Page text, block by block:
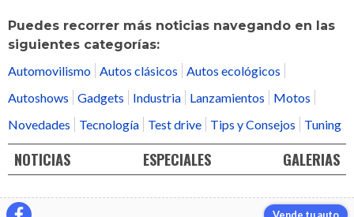
Puedes recorrer más noticias navegando en las
siguientes categorías:
Automovilismo
Autos clásicos
Autos ecológicos
Autoshows
Gadgets Industria Lanzamientos
Motos
Novedades
Tecnología Test drive Tips y Consejos Tuning
NOTICIAS ESPECIALES GALERIAS